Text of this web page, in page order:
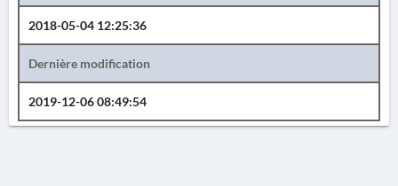
2018-05-04 12:25:36
Dernière modification
2019-12-06 08:49:54